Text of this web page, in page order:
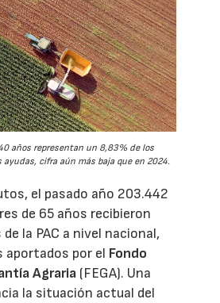
años representan un 8,83% de los
cifra aún más baja que en 2024.
el pasado año 203.442
de 65 años recibieron
la PAC a nivel nacional,
aportados por el Fondo
Agraria (FEGA). Una
la situación actual del